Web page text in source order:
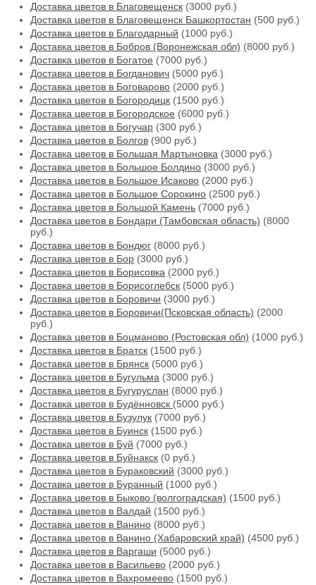
Доставка цветов в Благовещенск (3000 руб.)
Доставка цветов в Благовещенск Башкортостан (500 руб.)
Доставка цветов в Благодарный (1000 руб.)
Доставка цветов в Бобров (Воронежская обл) (8000 руб.)
Доставка цветов в Богатое (7000 руб.)
Доставка цветов в Богданович (5000 руб.)
Доставка цветов в Боговарово (2000 руб.)
Доставка цветов в Богородицк (1500 руб.)
Доставка цветов в Богородское (6000 руб.)
Доставка цветов в Богучар (300 руб.)
Доставка цветов в Болгов (900 руб.)
Доставка цветов в Большая Мартыновка (3000 руб.)
Доставка цветов в Большое Болдино (3000 руб.)
Доставка цветов в Большое Исаково (2000 руб.)
Доставка цветов в Большое Сорокино (2500 руб.)
Доставка цветов в Большой Камень (7000 руб.)
Доставка цветов в Бондари (Тамбовская область) (8000
руб.)
Доставка цветов в Бондюг (8000 руб.)
Доставка цветов в Бор (3000 руб.)
Доставка цветов в Борисовка (2000 руб.)
Доставка цветов в Борисоглебск (5000 руб.)
Доставка цветов в Боровичи (3000 руб.)
Доставка цветов в Боровичи(Псковская область) (2000
руб.)
Доставка цветов в Боцманово (Ростовская обл) (1000 руб.)
Доставка цветов в Братск (1500 руб.)
Доставка цветов в Брянск (5000 руб.)
Доставка цветов в Бугульма (3000 руб.)
Доставка цветов в Бугуруслан (8000 руб.)
Доставка цветов в Будённовск (5000 руб.)
Доставка цветов в Бузулук (7000 руб.)
Доставка цветов в Буинск (1500 руб.)
Доставка цветов в Буй (7000 руб.)
Доставка цветов в Буйнакск (0 руб.)
Доставка цветов в Бураковский (3000 руб.)
Доставка цветов в Буранный (1000 руб.)
Доставка цветов в Быково (волгоградская) (1500 руб.)
Доставка цветов в Валдай (1500 руб.)
Доставка цветов в Ванино (8000 руб.)
Доставка цветов в Ванино (Хабаровский край) (4500 руб.)
Доставка цветов в Варгаши (5000 руб.)
Доставка цветов в Васильево (2000 руб.)
Доставка цветов в Вахромеево (1500 руб.)